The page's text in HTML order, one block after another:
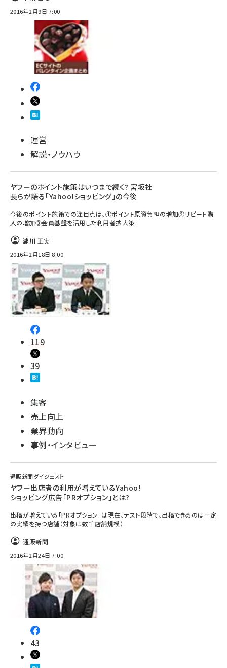
2016年2月9日 7:00
運営
解説・ノウハウ
ヤフーのポイント施策はいつまで続く? 宮坂社
長らが語る「Yahoo!ショッピング」の今後
今後のポイント施策での注目点は、①ポイント原資負担の増加②リピート購
入の増加③会員基盤を活用した利用者拡大策
瀧川 正実
2016年2月18日 8:00
119
39
集客
売上向上
業界動向
事例・インタビュー
通販新聞ダイジェスト
ヤフー出店者の利用が増えているYahoo!
ショッピング広告「PRオプション」とは?
出稿が増えている「PRオプション」は現在、テスト段階で、出稿できるのは一定
の実績を持つ店舗（対象は数千店舗規模）
通販新聞
2016年2月24日 7:00
43